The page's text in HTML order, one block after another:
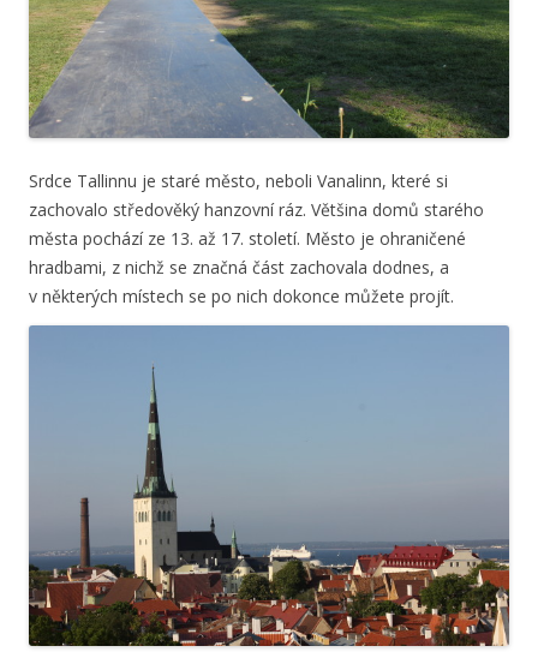
Srdce Tallinnu je staré město, neboli Vanalinn, které si
zachovalo středověký hanzovní ráz. Většina domů starého
města pochází ze 13. až 17. století. Město je ohraničené
hradbami, z nichž se značná část zachovala dodnes, a
v některých místech se po nich dokonce můžete projít.